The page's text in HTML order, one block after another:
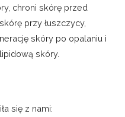
chroni skórę przed
przy łuszczycy,
skóry po opalaniu i
skóry.
się z nami: